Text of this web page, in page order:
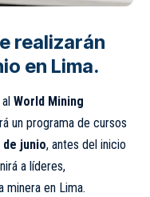
realizarán
en Lima.
World Mining
un programa de cursos
de junio, antes del inicio
a líderes,
minera en Lima.